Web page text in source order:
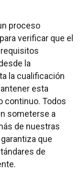
proceso
verificar que el
la
la cualificación
esta
continuo. Todos
someterse a
de nuestras
que
de